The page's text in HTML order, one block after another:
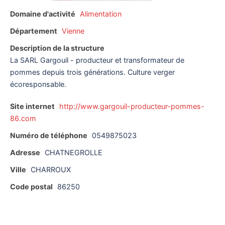
Domaine d'activité
Alimentation
Département Vienne
Description de la structure
La SARL Gargouil - producteur et transformateur de
pommes depuis trois générations. Culture verger
écoresponsable.
Site internet
http://www.gargouil-producteur-pommes-
86.com
Numéro de téléphone 0549875023
Adresse CHATNEGROLLE
Ville CHARROUX
Code postal
86250